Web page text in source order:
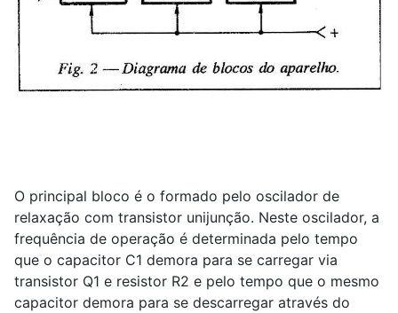
O principal bloco é o formado pelo oscilador de
relaxação com transistor unijunção. Neste oscilador, a
frequência de operação é determinada pelo tempo
que o capacitor C1 demora para se carregar via
transistor Q1 e resistor R2 e pelo tempo que o mesmo
capacitor demora para se descarregar através do